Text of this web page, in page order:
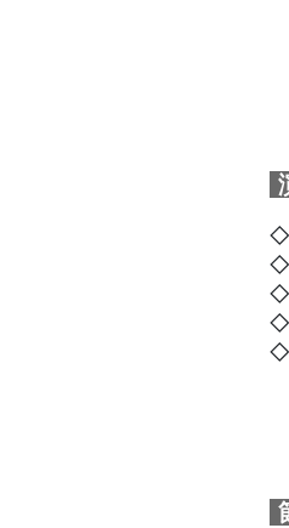
◇
◇
◇
◇
◇